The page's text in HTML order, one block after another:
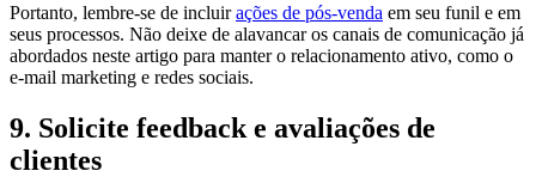
Portanto, lembre-se de incluirações de pós-venda em seu funil e em
seus processos. Não deixe de alavancar os canais de comunicação já
abordados neste artigo para manter o relacionamento ativo, como o
e-mail marketing e redes sociais.
9. Solicite feedback e avaliações de
clientes